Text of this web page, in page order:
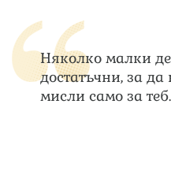
Няколко малки
достатъчни, за
мисли само за теб.